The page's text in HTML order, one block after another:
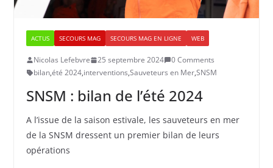
ACTUS SECOURS MAG SECOURS MAG EN LIGNE WEB
Nicolas Lefebvre 25 septembre 2024
0 Comments
bilan,été 2024,interventions,Sauveteurs en Mer,SNSM
SNSM : bilan de l’été 2024
A l’issue de la saison estivale, les sauveteurs en mer
de la SNSM dressent un premier bilan de leurs
opérations